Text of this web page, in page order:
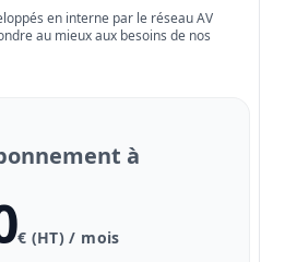
en interne par le réseau AV
au mieux aux besoins de nos
à
€ (HT) / mois